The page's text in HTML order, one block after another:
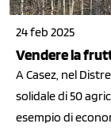
24 feb 2025
Vendere la
A Casez, nel
solidale di 50
esempio di